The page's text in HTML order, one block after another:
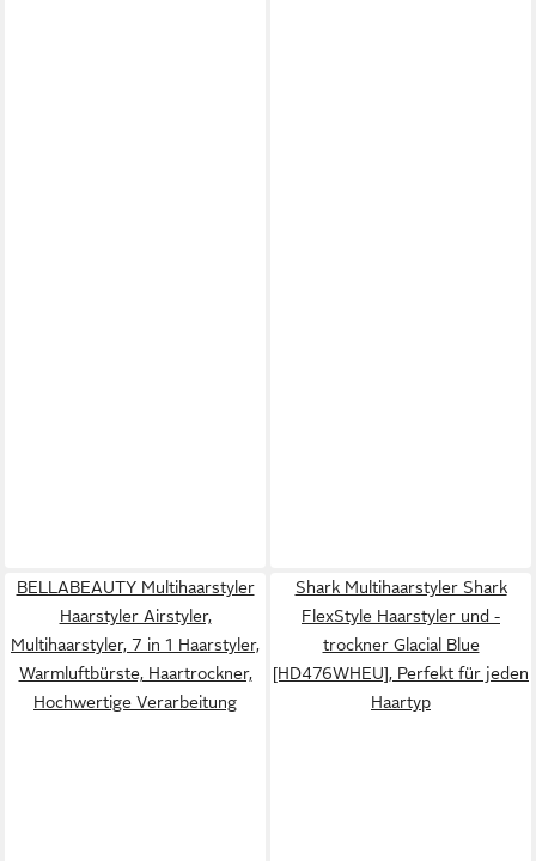
BELLABEAUTY Multihaarstyler
Haarstyler Airstyler,
Multihaarstyler, 7 in 1 Haarstyler,
Warmluftbürste, Haartrockner,
Hochwertige Verarbeitung
Shark Multihaarstyler Shark
FlexStyle Haarstyler und -
trockner Glacial Blue
[HD476WHEU], Perfekt für jeden
Haartyp